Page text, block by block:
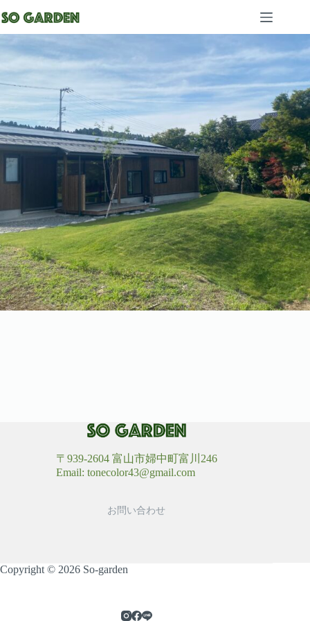
ン
テ
ン
キ
ッ
プ
〒939-2604 富山市婦中町富川246
Email: tonecolor43@gmail.com
お問い合わせ
Copyright © 2026 So-garden